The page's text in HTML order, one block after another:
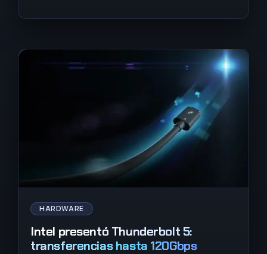
HARDWARE
Intel presentó Thunderbolt 5:
transferencias hasta 120Gbps